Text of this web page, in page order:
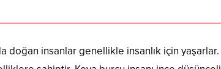
doğan insanlar genellikle insanlık için yaşarlar.